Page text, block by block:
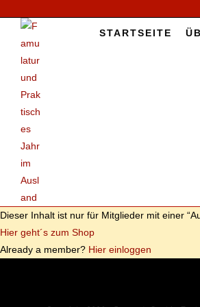
START­SEI­TE
Die­ser In­halt ist nur für Mit­glie­der mit ei­ner
Hier geht´s zum Shop
Al­re­a­dy a mem­ber? Hier ein­log­gen